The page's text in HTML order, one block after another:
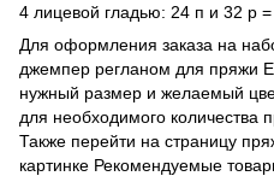
4 лицевой гладью: 24 п и 32 р
Для оформления заказа на
джемпер регланом для пряжи
нужный размер и желаемый
для необходимого количества
Также перейти на страницу
картинке Рекомендуемые